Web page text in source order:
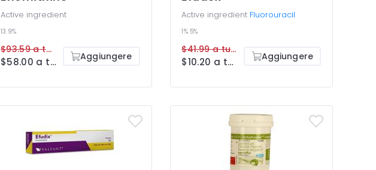
Active ingredient
13.9%
$93.59 a tube
$58.00 a tube Aggiungere
Active ingredient Fluorouracil
1% 5%
$41.99 a tube
$10.20 a tube Aggiungere